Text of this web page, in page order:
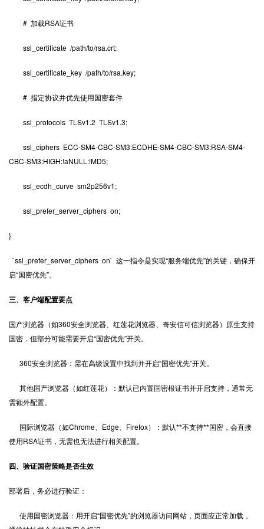
# 加载RSA证书
ssl_certificate /path/to/rsa.crt;
ssl_certificate_key /path/to/rsa.key;
# 指定协议并优先使用国密套件
ssl_protocols TLSv1.2 TLSv1.3;
ssl_ciphers ECC-SM4-CBC-SM3:ECDHE-SM4-CBC-SM3:RSA-SM4-
CBC-SM3:HIGH:!aNULL:!MD5;
ssl_ecdh_curve sm2p256v1;
ssl_prefer_server_ciphers on;
}
`ssl_prefer_server_ciphers on` 这一指令是实现“服务端优先”的关键，确保开
启“国密优先”。
三、客户端配置要点
国产浏览器（如360安全浏览器、红莲花浏览器、奇安信可信浏览器）原生支持
国密，但部分可能需要开启“国密优先”开关。
360安全浏览器：需在高级设置中找到并开启“国密优先”开关。
其他国产浏览器（如红莲花）：默认已内置国密根证书并开启支持，通常无
需额外配置。
国际浏览器（如Chrome、Edge、Firefox）：默认**不支持**国密，会直接
使用RSA证书，无需也无法进行相关配置。
四、验证国密策略是否生效
部署后，务必进行验证：
使用国密浏览器：用开启“国密优先”的浏览器访问网站，页面应正常加载，